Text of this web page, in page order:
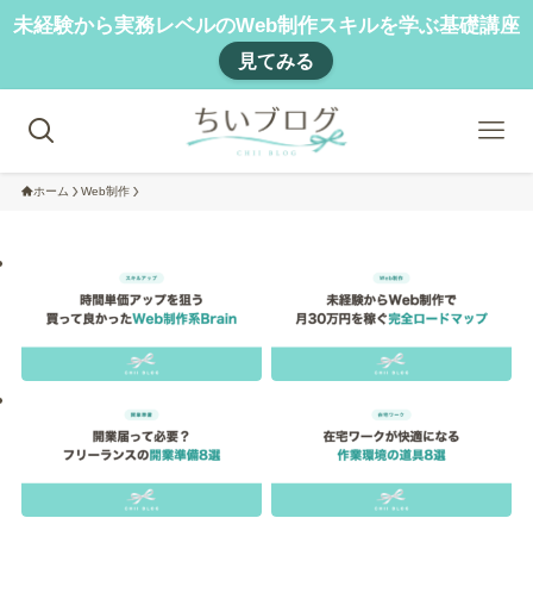
未経験から実務レベルのWeb制作スキルを学ぶ基礎講座
見てみる
ホーム Web制作